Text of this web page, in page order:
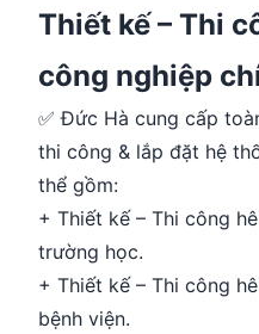
Thiết kế – Thi
công nghiệp
✅ Đức Hà cung cấp
thi công & lắp đặt hệ
thể gồm:
+ Thiết kế – Thi công
trường học.
+ Thiết kế – Thi công
bệnh viện.